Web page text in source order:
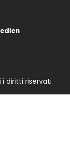
i diritti riservati